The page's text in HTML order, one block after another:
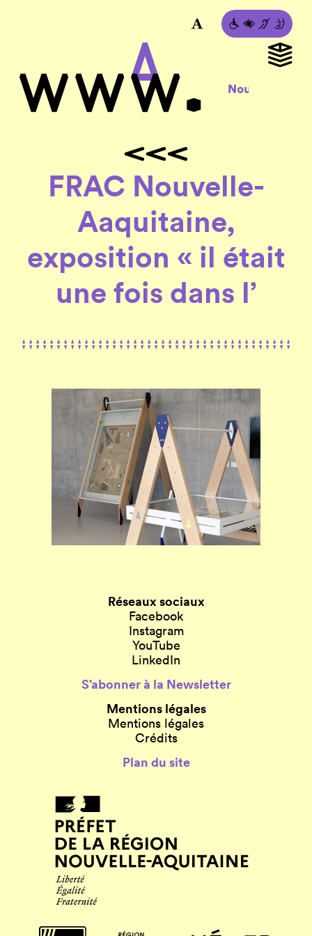
FRAC Nouvelle-
Aaquitaine,
exposition « il était
une fois dans l’
Réseaux sociaux
Facebook
Instagram
YouTube
LinkedIn
S’abonner à la Newsletter
Mentions légales
Mentions légales
Crédits
Plan du site